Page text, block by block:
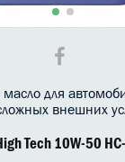
для
внешних
Tech 10W-50